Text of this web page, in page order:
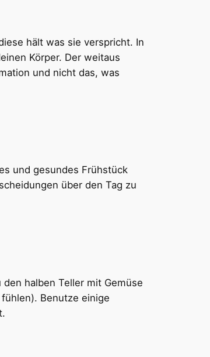
hält was sie verspricht. In
Körper. Der weitaus
und nicht das, was
und gesundes Frühstück
über den Tag zu
halben Teller mit Gemüse
Benutze einige